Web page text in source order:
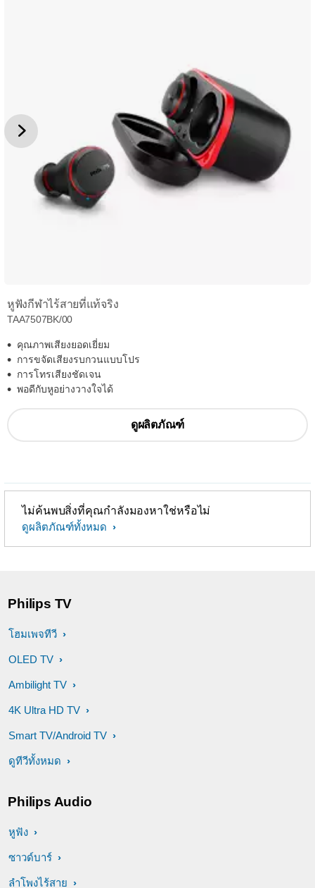
หูฟังกีฬาไร้สายที่แท้จริง
TAA7507BK/00
คุณภาพเสียงยอดเยี่ยม
การขจัดเสียงรบกวนแบบโปร
การโทรเสียงชัดเจน
พอดีกับหูอย่างวางใจได้
ดูผลิตภัณฑ์
ไม่ค้นพบสิ่งที่คุณกำลังมองหาใช่หรือไม่
ดูผลิตภัณฑ์ทั้งหมด
Philips TV
โฮมเพจทีวี
OLED TV
Ambilight TV
4K Ultra HD TV
Smart TV/Android TV
ดูทีวีทั้งหมด
Philips Audio
หูฟัง
ซาวด์บาร์
ลำโพงไร้สาย